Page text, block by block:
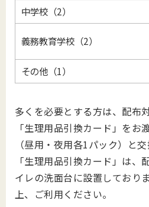
中学校（2）
義務教育学校（2）
その他（1）
多くを必要とする方は、配布
「生理用品引換カード」をお
（昼用・夜用各1パック）と交
「生理用品引換カード」は、
イレの洗面台に設置しており
上、ご利用ください。